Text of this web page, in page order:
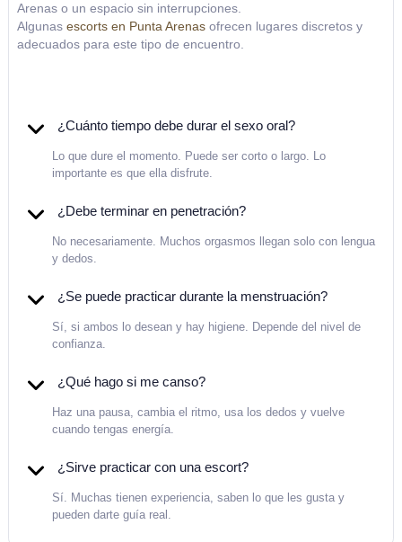
Arenas o un espacio sin interrupciones.
Algunas escorts en Punta Arenas ofrecen lugares discretos y
adecuados para este tipo de encuentro.
¿Cuánto tiempo debe durar el sexo oral?
Lo que dure el momento. Puede ser corto o largo. Lo
importante es que ella disfrute.
¿Debe terminar en penetración?
No necesariamente. Muchos orgasmos llegan solo con lengua
y dedos.
¿Se puede practicar durante la menstruación?
Sí, si ambos lo desean y hay higiene. Depende del nivel de
confianza.
¿Qué hago si me canso?
Haz una pausa, cambia el ritmo, usa los dedos y vuelve
cuando tengas energía.
¿Sirve practicar con una escort?
Sí. Muchas tienen experiencia, saben lo que les gusta y
pueden darte guía real.